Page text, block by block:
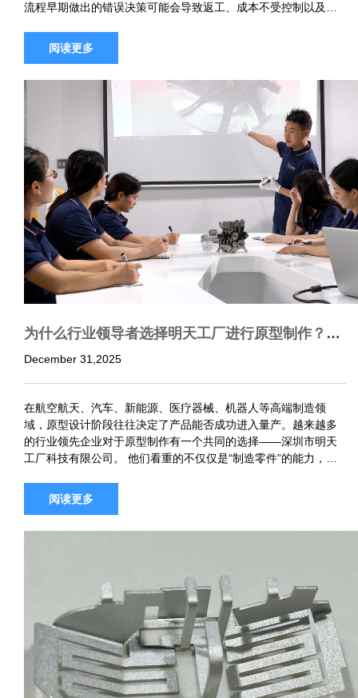
流程早期做出的错误决策可能会导致返工、成本不受控制以及影
思考以下五个问题。…
阅读更多
为什么行业领导者选择明天工厂进行原型制作？这
5 个原因足以说明一切
December 31,2025
在航空航天、汽车、新能源、医疗器械、机器人等高端制造领
域，原型设计阶段往往决定了产品能否成功进入量产。越来越多
的行业领先企业对于原型制作有一个共同的选择——深圳市明天
工厂科技有限公司。 他们看重的不仅仅是“制造零件”的能力，而
楚地解释了为什么明…
阅读更多